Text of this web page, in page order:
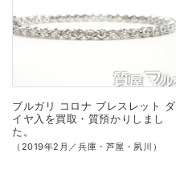
ブルガリ コロナ ブレスレット ダ
イヤ入を買取・質預かり しまし
た。
（2019年2月／兵庫・芦屋・夙川）